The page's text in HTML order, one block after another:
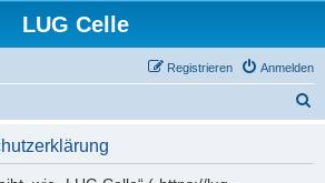
LUG Celle
Anmelden
Registrieren